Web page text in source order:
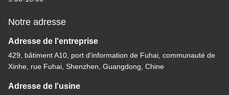
Notre adresse
Adresse de l'entreprise
429, bâtiment A10, port d'information de Fuhai, communauté de
Xinhe, rue Fuhai, Shenzhen, Guangdong, Chine
Adresse de l'usine